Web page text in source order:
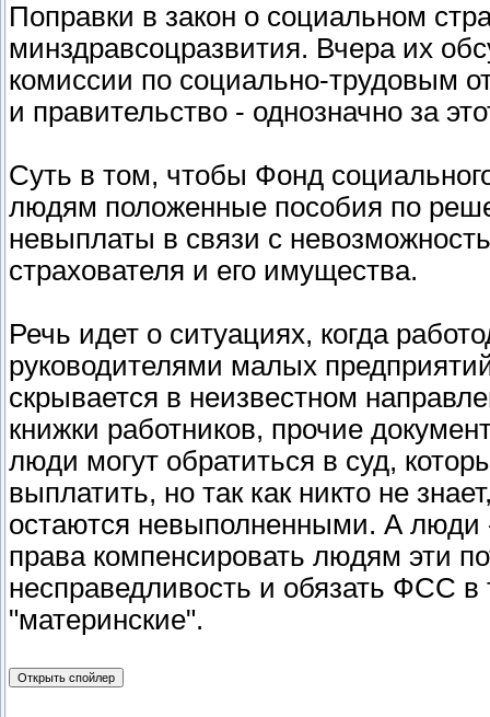
Поправки в закон о социальном
минздравсоцразвития. Вчера их
комиссии по социально-трудовым
и правительство - однозначно за
Суть в том, чтобы Фонд
людям положенные пособия по
невыплаты в связи с
страхователя и его имущества.
Речь идет о ситуациях, когда
руководителями малых
скрывается в неизвестном
книжки работников, прочие
люди могут обратиться в суд,
выплатить, но так как никто не
остаются невыполненными. А люди
права компенсировать людям эти
несправедливость и обязать ФСС
"материнские".